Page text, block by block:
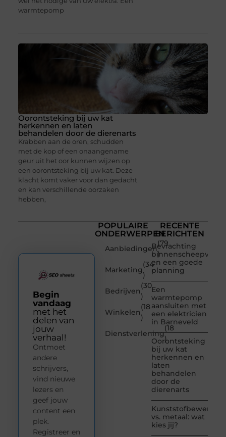
warmtepomp
Oorontsteking bij uw kat
herkennen en laten
behandelen door de dierenarts
Krabben aan de oren, schudden
met de kop of een onaangename
geur uit het oor kunnen wijzen op
een oorontsteking bij uw kat. Deze
klacht komt vaker voor dan gedacht
en kan verschillende oorzaken
hebben,
POPULAIRE
ONDERWERPEN
Aanbiedingen
(79
)
Marketing
(34
)
Bedrijven
(30
)
Winkelen
(18
)
Dienstverlening
(18
)
RECENTE
BERICHTEN
Bevrachting
binnenscheepvaart
en een goede
planning
Een
warmtepomp
aansluiten met
een elektricien
in Barneveld
Oorontsteking
bij uw kat
herkennen en
laten
behandelen
door de
dierenarts
vs. metaal: wat
kies jij?
Begin
vandaag
met het
delen van
jouw
verhaal!
Ontmoet
andere
schrijvers,
vind nieuwe
lezers en
geef jouw
content een
plek.
Registreer en